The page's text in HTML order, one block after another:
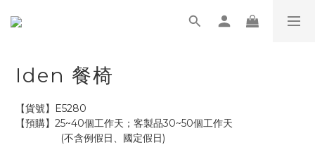
Iden 餐椅
【貨號】E5280
【預購】25~40個工作天；客製品30~50個工作天
                (不含例假日、國定假日)